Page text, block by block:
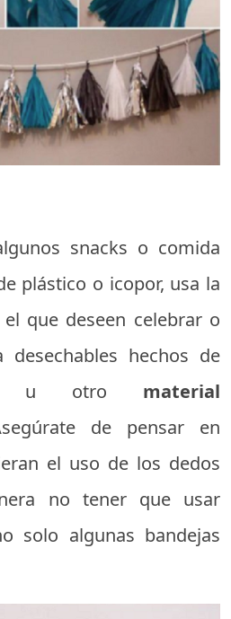
snacks o comida
plástico o icopor, usa la
que deseen celebrar o
hechos de
u otro material
de pensar en
el uso de los dedos
no tener que usar
solo algunas bandejas